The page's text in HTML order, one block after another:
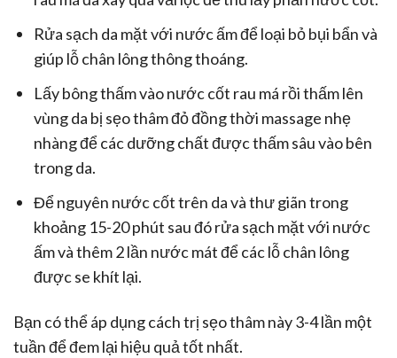
Rửa sạch da mặt với nước ấm để loại bỏ bụi bẩn và
giúp lỗ chân lông thông thoáng.
Lấy bông thấm vào nước cốt rau má rồi thấm lên
vùng da bị sẹo thâm đỏ đồng thời massage nhẹ
nhàng để các dưỡng chất được thấm sâu vào bên
trong da.
Để nguyên nước cốt trên da và thư giãn trong
khoảng 15-20 phút sau đó rửa sạch mặt với nước
ấm và thêm 2 lần nước mát để các lỗ chân lông
được se khít lại.
Bạn có thể áp dụng cách trị sẹo thâm này 3-4 lần một
tuần để đem lại hiệu quả tốt nhất.